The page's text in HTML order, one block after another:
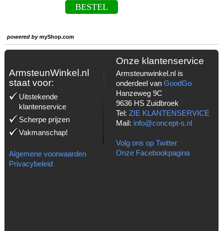
BESTEL
powered bymyShop.com
ArmsteunWinkel.nl
staat voor:
Uitstekende
klantenservice
Scherpe prijzen
Vakmanschap!
Algemene voorwaarden
Privacybeleid
Onze klantenservice
Armsteunwinkel.nl is
onderdeel van GoodGo
Hanzeweg 9C
9636 HS Zuidbroek
Tel: ZIE KLANTENSERVICE
Mail: info@concept-s.nl
Volg ons op Twitter
Onze Facebookpagina